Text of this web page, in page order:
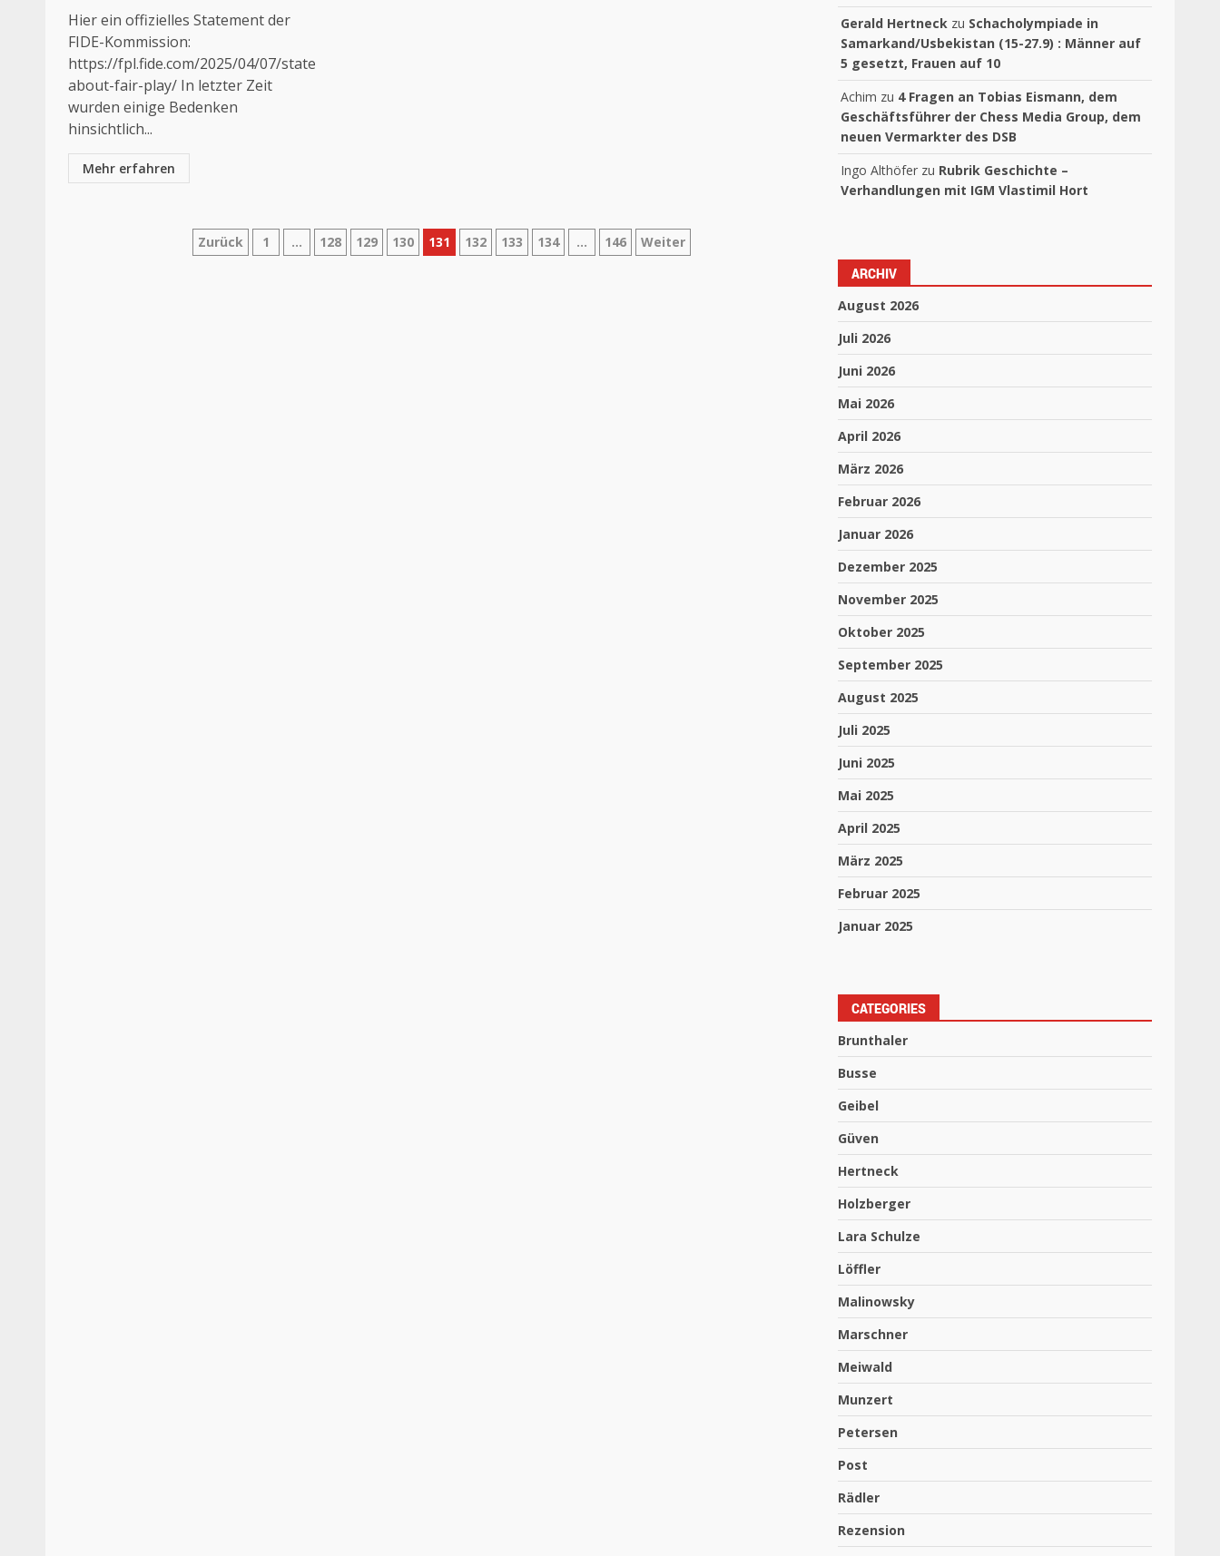
Hier ein offizielles Statement der
FIDE-Kommission:
https://fpl.fide.com/2025/04/07/statement-
about-fair-play/ In letzter Zeit
wurden einige Bedenken
hinsichtlich...
Mehr erfahren
Seitennummerierung
Zurück 1 … 128 129 130 131 132 133 134 … 146 Weiter
Gerald Hertneck zu Schacholympiade in
Samarkand/Usbekistan (15-27.9) : Männer auf
5 gesetzt, Frauen auf 10
Achim zu 4 Fragen an Tobias Eismann, dem
Geschäftsführer der Chess Media Group, dem
neuen Vermarkter des DSB
Ingo Althöfer zu Rubrik Geschichte –
Verhandlungen mit IGM Vlastimil Hort
ARCHIV
August 2026
Juli 2026
Juni 2026
Mai 2026
April 2026
März 2026
Februar 2026
Januar 2026
Dezember 2025
November 2025
Oktober 2025
September 2025
August 2025
Juli 2025
Juni 2025
Mai 2025
April 2025
März 2025
Februar 2025
Januar 2025
CATEGORIES
Brunthaler
Busse
Geibel
Güven
Hertneck
Holzberger
Lara Schulze
Löffler
Malinowsky
Marschner
Meiwald
Munzert
Petersen
Post
Rädler
Rezension